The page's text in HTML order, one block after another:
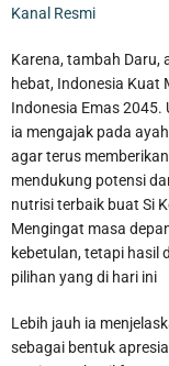
Wabup
Akademik, Tetapi
Kanal Resmi
Karena, tambah Daru,
hebat, Indonesia Kuat
Indonesia Emas 2045.
ia mengajak pada
agar terus
mendukung potensi
nutrisi terbaik buat Si
Mengingat masa
kebetulan, tetapi hasil
pilihan yang di hari ini
Lebih jauh ia
sebagai bentuk